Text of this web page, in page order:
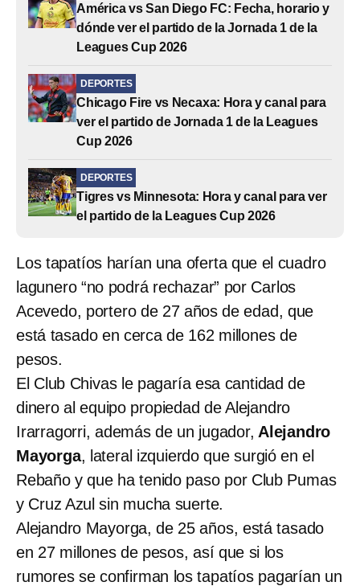
América vs San Diego FC: Fecha, horario y
dónde ver el partido de la Jornada 1 de la
Leagues Cup 2026
DEPORTES
Chicago Fire vs Necaxa: Hora y canal para
ver el partido de Jornada 1 de la Leagues
Cup 2026
DEPORTES
Tigres vs Minnesota: Hora y canal para ver
el partido de la Leagues Cup 2026
Los tapatíos harían una oferta que el cuadro
lagunero “no podrá rechazar” por Carlos
Acevedo, portero de 27 años de edad, que
está tasado en cerca de 162 millones de
pesos.
El Club Chivas le pagaría esa cantidad de
dinero al equipo propiedad de Alejandro
Irarragorri, además de un jugador, Alejandro
Mayorga, lateral izquierdo que surgió en el
Rebaño y que ha tenido paso por Club Pumas
y Cruz Azul sin mucha suerte.
Alejandro Mayorga, de 25 años, está tasado
en 27 millones de pesos, así que si los
rumores se confirman los tapatíos pagarían un